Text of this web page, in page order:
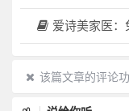
爱诗美家医
该篇文章的评论